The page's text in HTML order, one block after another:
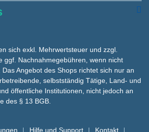
sich exkl. Mehrwertsteuer und zzgl.
ggf. Nachnahmegebühren, wenn nicht
Angebot des Shops richtet sich nur an
selbstständig Tätige, Land- und
öffentliche Institutionen, nicht jedoch an
des § 13 BGB.
Hilfe und Support Kontakt